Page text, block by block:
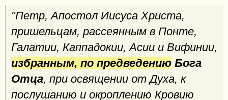
"Петр, Апостол Иисуса Христа,
пришельцам, рассеянным в Понте,
Галатии, Каппадокии, Асии и Вифинии,
избранным, по предведению Бога
Отца, при освящении от Духа, к
послушанию и окроплению Кровию